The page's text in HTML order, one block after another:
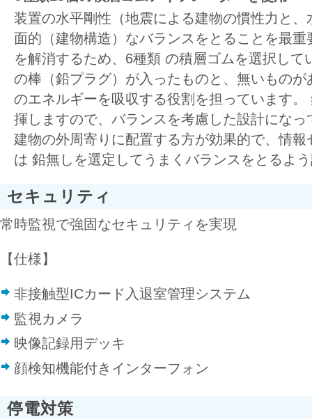
装置の水平剛性（地震による建物の慣性力と
面的（建物構造）なバランスをとることを最
を解消するため、6種類 の積層ゴムを選択して
の棒（鉛プラグ）が入ったものと、無いもの
のエネルギーを吸収する役割を担っています
揮しますので、バランスを考慮した設計にな
建物の外周寄りに配置する方が効果的で、情
は 鉛無しを選定してうまくバランスをとるよ
セキュリティ
常時監視で強固なセキュリティを実現
【仕様】
非接触型ICカード入退室管理システム
監視カメラ
映像記録用デッキ
顔検知機能付きインターフォン
停電対策